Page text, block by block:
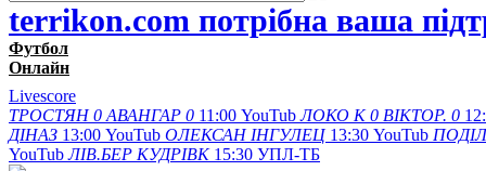
terrikon.com потрібна ваша
Футбол
Онлайн
Livescore
ТРОСТЯН 0 АВАНГАР 0 11:00 YouTub ЛОКО К 0 ВІКТОР. 0
ДІНАЗ 13:00 YouTub ОЛЕКСАН ІНГУЛЕЦ 13:30 YouTub
YouTub ЛІВ.БЕР КУДРІВК 15:30 УПЛ-ТБ